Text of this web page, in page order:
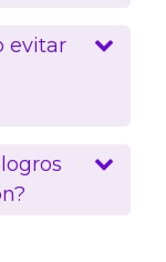
evitar